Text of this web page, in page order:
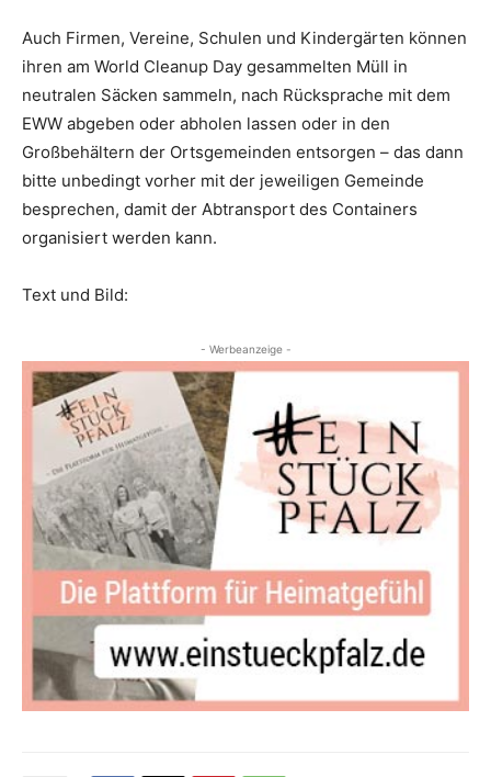
Auch Firmen, Vereine, Schulen und Kindergärten können
ihren am World Cleanup Day gesammelten Müll in
neutralen Säcken sammeln, nach Rücksprache mit dem
EWW abgeben oder abholen lassen oder in den
Großbehältern der Ortsgemeinden entsorgen – das dann
bitte unbedingt vorher mit der jeweiligen Gemeinde
besprechen, damit der Abtransport des Containers
organisiert werden kann.
Text und Bild:
- Werbeanzeige -